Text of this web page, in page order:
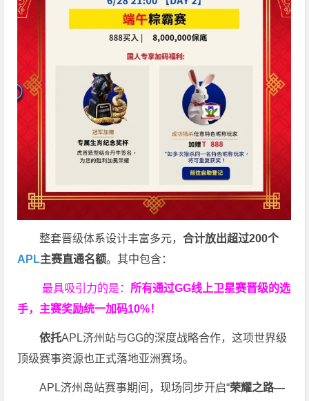
整套晋级体系设计丰富多元，合计放出超过200个
APL主赛直通名额。其中包含：
最具吸引力的是： 所有通过GG线上卫星赛晋级的选
手，主赛奖励统一加码10%！
依托APL济州站与GG的深度战略合作，这项世界级
顶级赛事资源也正式落地亚洲赛场。
APL济州岛站赛事期间，现场同步开启“荣耀之路—